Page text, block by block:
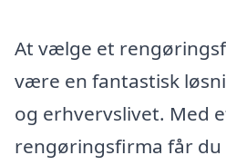
At vælge et
være en fantastisk
og erhvervslivet. Med
rengøringsfirma får du